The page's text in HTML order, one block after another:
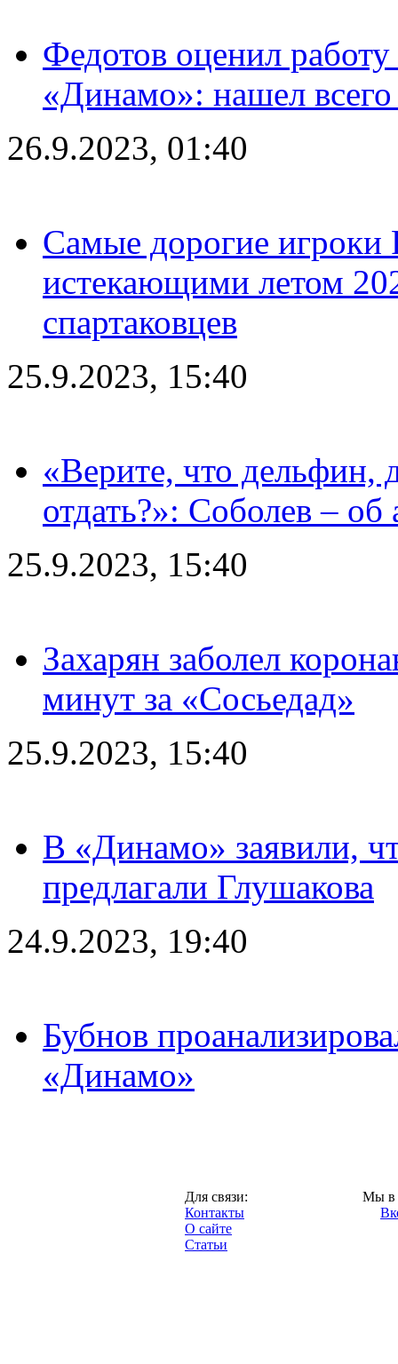
Федотов оценил
«Динамо»: нашел
26.9.2023, 01:40
Самые дорогие игроки
истекающими летом
спартаковцев
25.9.2023, 15:40
«Верите, что дельфин,
отдать?»: Соболев – об
25.9.2023, 15:40
Захарян заболел
минут за «Сосьедад»
25.9.2023, 15:40
В «Динамо» заявили,
предлагали Глушакова
24.9.2023, 19:40
Бубнов
«Динамо»
Для связи:
Контакты
О сайте
Статьи
Мы в